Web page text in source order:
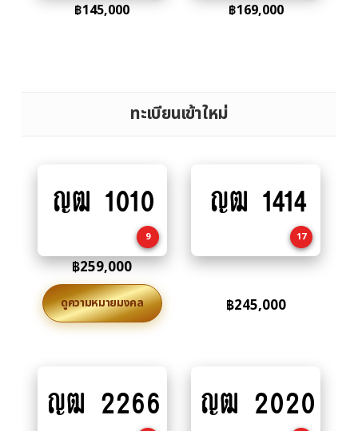
฿145,000 ฿169,000
ทะเบียนเข้าใหม่
to
ญฒ 1010
9
฿259,000
ดูความหมายมงคล
to
ญฒ 1414
17
฿245,000
to
ญฒ 2266
to
ญฒ 2020